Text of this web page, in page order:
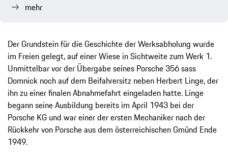
mehr
Der Grundstein für die Geschichte der Werksabholung wurde
im Freien gelegt, auf einer Wiese in Sichtweite zum Werk 1.
Unmittelbar vor der Übergabe seines Porsche 356 sass
Domnick noch auf dem Beifahrersitz neben Herbert Linge, der
ihn zu einer finalen Abnahmefahrt eingeladen hatte. Linge
begann seine Ausbildung bereits im April 1943 bei der
Porsche KG und war einer der ersten Mechaniker nach der
Rückkehr von Porsche aus dem österreichischen Gmünd Ende
1949.